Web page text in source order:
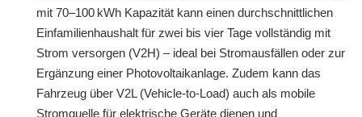
mit 70–100 kWh Kapazität kann einen durchschnittlichen
Einfamilienhaushalt für zwei bis vier Tage vollständig mit
Strom versorgen (V2H) – ideal bei Stromausfällen oder zur
Ergänzung einer Photovoltaikanlage. Zudem kann das
Fahrzeug über V2L (Vehicle-to-Load) auch als mobile
Stromquelle für elektrische Geräte dienen und